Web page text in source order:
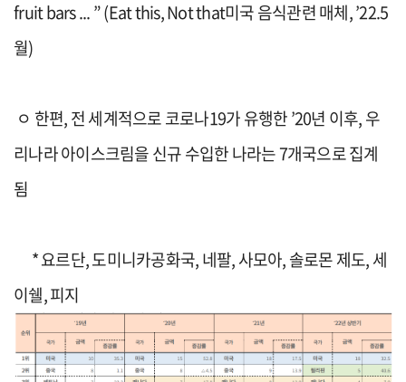
fruit bars ... ” (Eat this, Not that미국 음식관련 매체, ’22.5
월)
ㅇ 한편,전 세계적으로 코로나19가 유행한’20년 이후,우
리나라 아이스크림을신규 수입한나라는7개국으로 집계
됨
*요르단,도미니카공화국,네팔,사모아,솔로몬 제도,세
이쉘,피지